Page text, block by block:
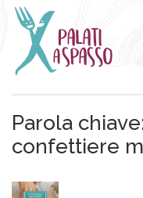
Parola
confettiere